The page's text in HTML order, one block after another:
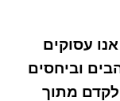
עסוקים
וביחסים
לקדם מתוך